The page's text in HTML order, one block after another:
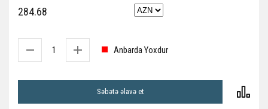
284.68
Anbarda Yoxdur
Səbətə əlavə et